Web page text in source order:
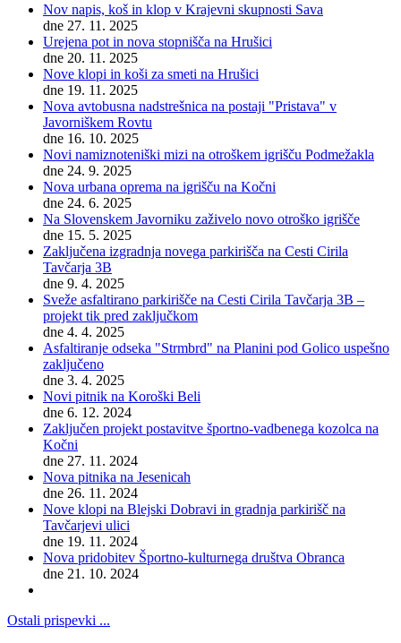
Nov napis, koš in klop v Krajevni skupnosti Sava
dne 27. 11. 2025
Urejena pot in nova stopnišča na Hrušici
dne 20. 11. 2025
Nove klopi in koši za smeti na Hrušici
dne 19. 11. 2025
Nova avtobusna nadstrešnica na postaji "Pristava" v
Javorniškem Rovtu
dne 16. 10. 2025
Novi namiznoteniški mizi na otroškem igrišču Podmežakla
dne 24. 9. 2025
Nova urbana oprema na igrišču na Kočni
dne 24. 6. 2025
Na Slovenskem Javorniku zaživelo novo otroško igrišče
dne 15. 5. 2025
Zaključena izgradnja novega parkirišča na Cesti Cirila
Tavčarja 3B
dne 9. 4. 2025
Sveže asfaltirano parkirišče na Cesti Cirila Tavčarja 3B –
projekt tik pred zaključkom
dne 4. 4. 2025
Asfaltiranje odseka "Strmbrd" na Planini pod Golico uspešno
zaključeno
dne 3. 4. 2025
Novi pitnik na Koroški Beli
dne 6. 12. 2024
Zaključen projekt postavitve športno-vadbenega kozolca na
Kočni
dne 27. 11. 2024
Nova pitnika na Jesenicah
dne 26. 11. 2024
Nove klopi na Blejski Dobravi in gradnja parkirišč na
Tavčarjevi ulici
dne 19. 11. 2024
Nova pridobitev Športno-kulturnega društva Obranca
dne 21. 10. 2024
Ostali prispevki ...